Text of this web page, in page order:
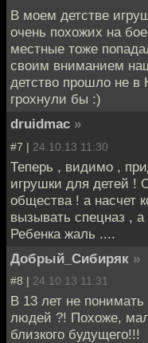
В моем детстве
очень похожих на
местные тоже
своим вниманием
детство прошло не
грохнули бы :)
druidmac »
#7 | 24.10.13 11:30
Теперь , видимо ,
игрушки для детей !
общества ! а насчет
вызывать спецназ ,
Ребенка жаль ....
Добрый_Сибиряк »
#8 | 24.10.13 11:31
В 13 лет не
людей ?! Похоже,
близкого будущего!!!